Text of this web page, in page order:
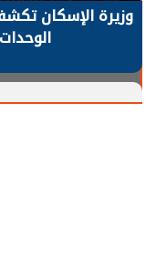
الرئيس
يحتاج إلى